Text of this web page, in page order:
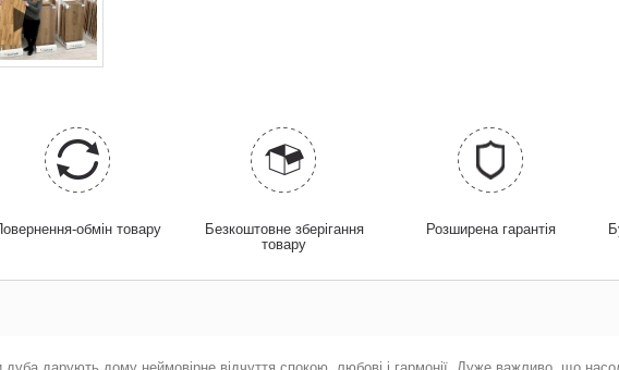
обмін товару
Безкоштовне зберігання
товару
Розширена гарантія